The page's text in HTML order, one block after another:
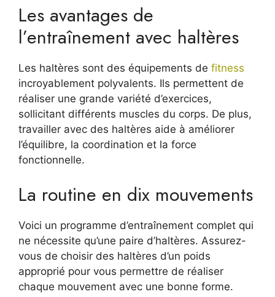
Les avantages de
l’entraînement avec haltères
Les haltères sont des équipements de fitness
incroyablement polyvalents. Ils permettent de
réaliser une grande variété d’exercices,
sollicitant différents muscles du corps. De plus,
travailler avec des haltères aide à améliorer
l’équilibre, la coordination et la force
fonctionnelle.
La routine en dix mouvements
Voici un programme d’entraînement complet qui
ne nécessite qu’une paire d’haltères. Assurez-
vous de choisir des haltères d’un poids
approprié pour vous permettre de réaliser
chaque mouvement avec une bonne forme.